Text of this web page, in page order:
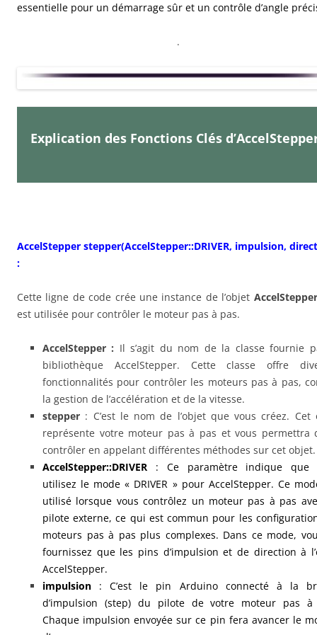
essentielle pour un démarrage sûr et un contrôle d’angle
.
Explication des Fonctions Clés
AccelStepper stepper(AccelStepper::DRIVER, impulsion,
:
Cette ligne de code crée une instance de l’objet AccelStepper
est utilisée pour contrôler le moteur pas à pas.
AccelStepper : Il s’agit du nom de la classe fournie
bibliothèque AccelStepper. Cette classe offre
fonctionnalités pour contrôler les moteurs pas à pas,
la gestion de l’accélération et de la vitesse.
stepper : C’est le nom de l’objet que vous créez. Cet
représente votre moteur pas à pas et vous permettra
contrôler en appelant différentes méthodes sur cet objet.
AccelStepper::DRIVER : Ce paramètre indique que
utilisez le mode « DRIVER » pour AccelStepper. Ce
utilisé lorsque vous contrôlez un moteur pas à pas
pilote externe, ce qui est commun pour les
moteurs pas à pas plus complexes. Dans ce mode,
fournissez que les pins d’impulsion et de direction à
AccelStepper.
impulsion : C’est le pin Arduino connecté à la
d’impulsion (step) du pilote de votre moteur pas à
Chaque impulsion envoyée sur ce pin fera avancer le